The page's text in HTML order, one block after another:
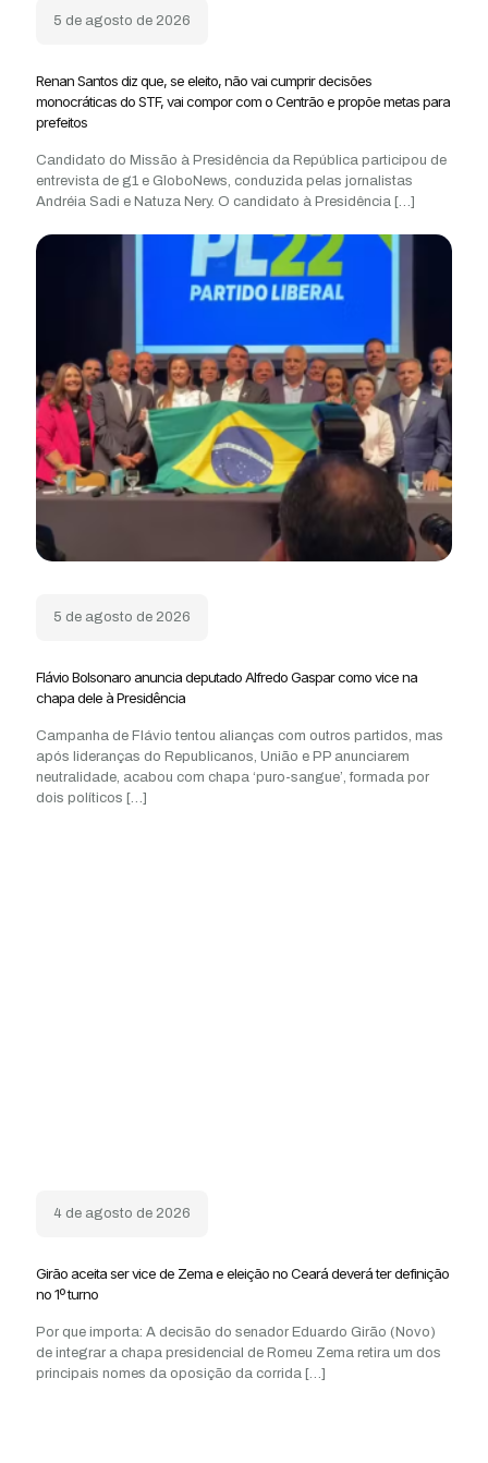
5 de agosto de 2026
Renan Santos diz que, se eleito, não vai cumprir decisões
monocráticas do STF, vai compor com o Centrão e propõe metas para
prefeitos
Candidato do Missão à Presidência da República participou de
entrevista de g1 e GloboNews, conduzida pelas jornalistas
Andréia Sadi e Natuza Nery. O candidato à Presidência […]
5 de agosto de 2026
Flávio Bolsonaro anuncia deputado Alfredo Gaspar como vice na
chapa dele à Presidência
Campanha de Flávio tentou alianças com outros partidos, mas
após lideranças do Republicanos, União e PP anunciarem
neutralidade, acabou com chapa ‘puro-sangue’, formada por
dois políticos […]
4 de agosto de 2026
Girão aceita ser vice de Zema e eleição no Ceará deverá ter definição
no 1º turno
Por que importa: A decisão do senador Eduardo Girão (Novo)
de integrar a chapa presidencial de Romeu Zema retira um dos
principais nomes da oposição da corrida […]